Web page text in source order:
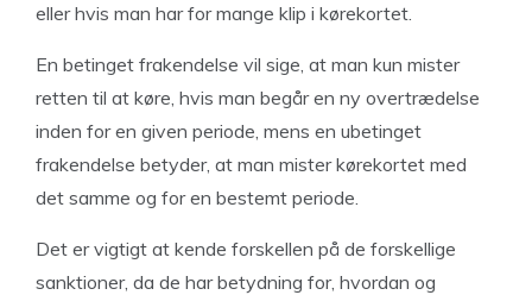
eller hvis man har for mange klip i kørekortet.
En betinget frakendelse vil sige, at man kun mister
retten til at køre, hvis man begår en ny overtrædelse
inden for en given periode, mens en ubetinget
frakendelse betyder, at man mister kørekortet med
det samme og for en bestemt periode.
Det er vigtigt at kende forskellen på de forskellige
sanktioner, da de har betydning for, hvordan og